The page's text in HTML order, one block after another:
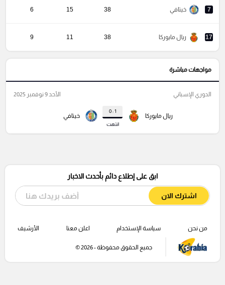
7 خيتافي 38
15
6
17 ريال مايوركا 38
11
9
مواجهات مباشرة
ريال مايوركا
1 : 0
انتهت
خيتافي
الدوري الإسباني الأحد 9 نوفمبر 2025
ابق على إطلاع دائم بأحدث الاخبار
اشترك الان
من نحن سياسة الإستخدام اعلن معنا الأرشيف
جميع الحقوق محفوظة - 2026 ©